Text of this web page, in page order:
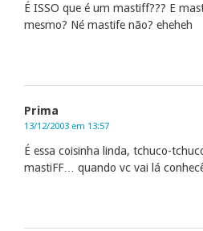
É ISSO que é um mastiff??? E
mesmo? Né mastife não? eheheh
Prima
13/12/2003 em 13:57
É essa coisinha linda, tchuco-
mastiFF… quando vc vai lá